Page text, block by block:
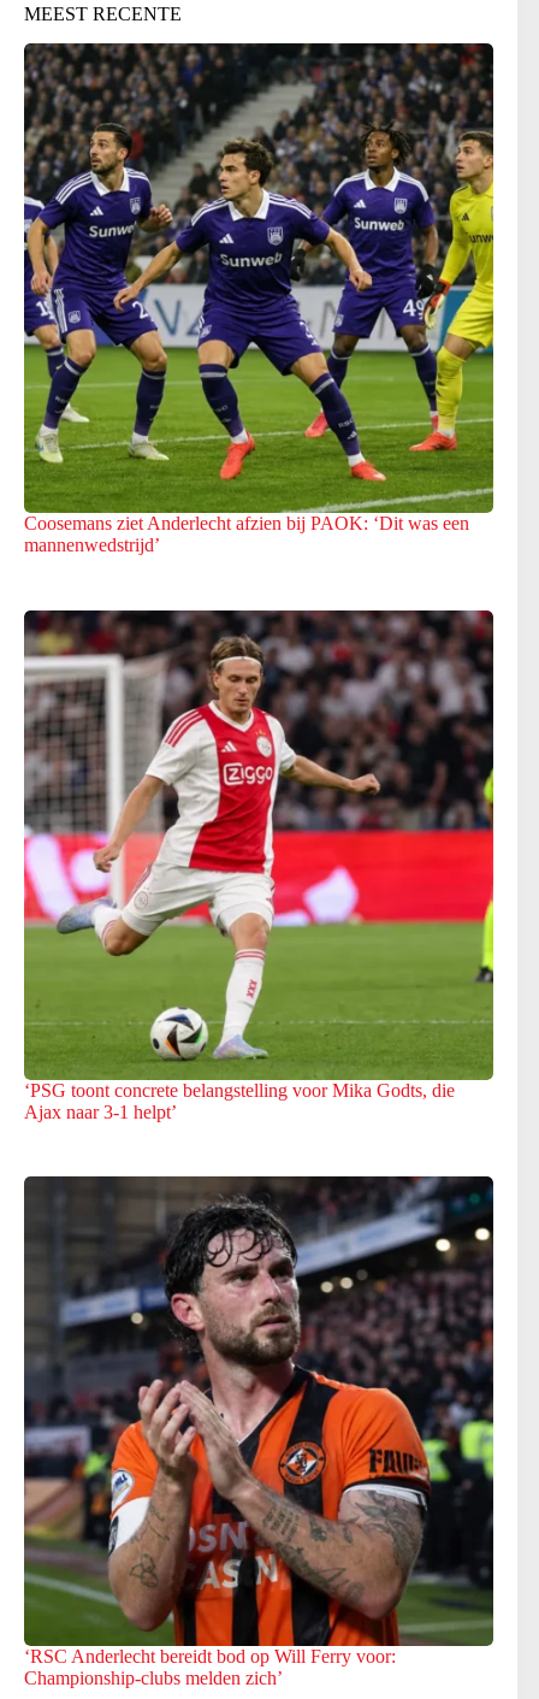
MEEST RECENTE
Coosemans ziet Anderlecht afzien bij PAOK: ‘Dit was een
mannenwedstrijd’
‘PSG toont concrete belangstelling voor Mika Godts, die
Ajax naar 3-1 helpt’
‘RSC Anderlecht bereidt bod op Will Ferry voor:
Championship-clubs melden zich’